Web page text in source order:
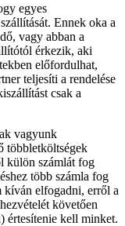
egyes
Ennek oka a
vagy abban a
érkezik, aki
előfordulhat,
teljesíti a rendelése
csak a
vagyunk
többletköltségek
külön számlát fog
több számla fog
kíván elfogadni, erről a
követően
értesítenie kell minket.